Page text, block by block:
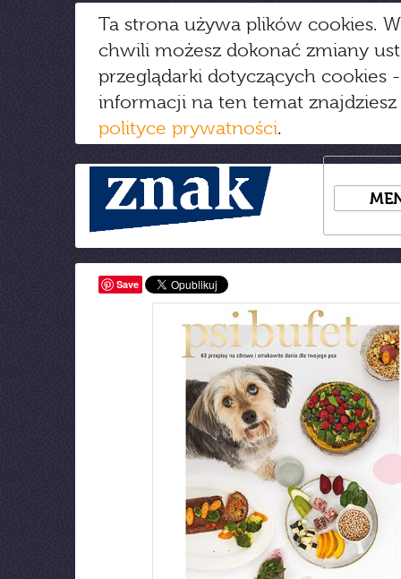
Ta strona używa plików cookies.
chwili możesz dokonać zmiany
przeglądarki dotyczących cookies
informacji na ten temat
polityce prywatności.
Save